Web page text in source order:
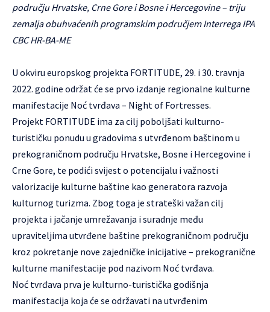
području Hrvatske, Crne Gore i Bosne i Hercegovine – triju
zemalja obuhvaćenih programskim područjem Interrega IPA
CBC HR-BA-ME
U okviru europskog projekta FORTITUDE, 29. i 30. travnja
2022. godine održat će se prvo izdanje regionalne kulturne
manifestacije Noć tvrđava – Night of Fortresses.
Projekt FORTITUDE ima za cilj poboljšati kulturno-
turističku ponudu u gradovima s utvrđenom baštinom u
prekograničnom području Hrvatske, Bosne i Hercegovine i
Crne Gore, te podići svijest o potencijalu i važnosti
valorizacije kulturne baštine kao generatora razvoja
kulturnog turizma. Zbog toga je strateški važan cilj
projekta i jačanje umrežavanja i suradnje među
upraviteljima utvrđene baštine prekograničnom području
kroz pokretanje nove zajedničke inicijative – prekogranične
kulturne manifestacije pod nazivom Noć tvrđava.
Noć tvrđava prva je kulturno-turistička godišnja
manifestacija koja će se održavati na utvrđenim